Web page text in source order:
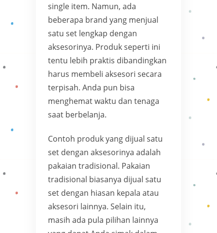
single item. Namun, ada
beberapa brand yang menjual
satu set lengkap dengan
aksesorinya. Produk seperti ini
tentu lebih praktis dibandingkan
harus membeli aksesori secara
terpisah. Anda pun bisa
menghemat waktu dan tenaga
saat berbelanja.
Contoh produk yang dijual satu
set dengan aksesorinya adalah
pakaian tradisional. Pakaian
tradisional biasanya dijual satu
set dengan hiasan kepala atau
aksesori lainnya. Selain itu,
masih ada pula pilihan lainnya